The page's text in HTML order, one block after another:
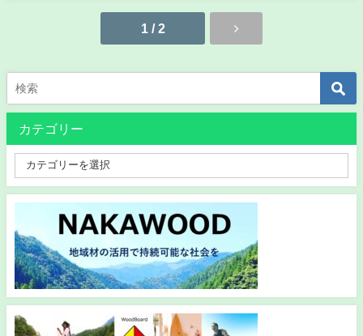
1 / 2
カテゴリー